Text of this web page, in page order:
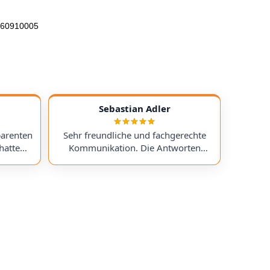
ein
I
Sebastian Adler
Sehr freundliche und fachgerechte
Kommunikation. Die Antworten